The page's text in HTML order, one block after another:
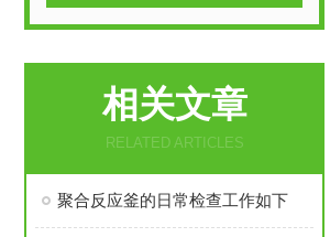
相关文章
RELATED ARTICLES
聚合反应釜的日常检查工作如下